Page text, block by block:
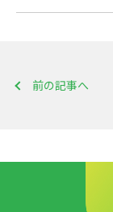
前の記事へ